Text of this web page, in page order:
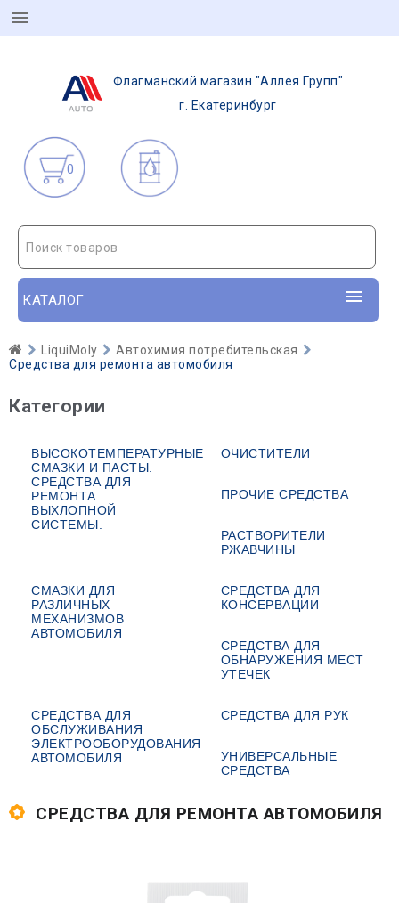
Флагманский магазин "Аллея Групп"
г. Екатеринбург
0
Поиск товаров
КАТАЛОГ
LiquiMoly
Автохимия потребительская
Средства для ремонта автомобиля
Категории
ВЫСОКОТЕМПЕРАТУРНЫЕ
СМАЗКИ И ПАСТЫ.
СРЕДСТВА ДЛЯ
РЕМОНТА
ВЫХЛОПНОЙ
СИСТЕМЫ.
ОЧИСТИТЕЛИ
ПРОЧИЕ СРЕДСТВА
РАСТВОРИТЕЛИ
РЖАВЧИНЫ
СМАЗКИ ДЛЯ
РАЗЛИЧНЫХ
МЕХАНИЗМОВ
АВТОМОБИЛЯ
СРЕДСТВА ДЛЯ
КОНСЕРВАЦИИ
СРЕДСТВА ДЛЯ
ОБНАРУЖЕНИЯ МЕСТ
УТЕЧЕК
СРЕДСТВА ДЛЯ
ОБСЛУЖИВАНИЯ
ЭЛЕКТРООБОРУДОВАНИЯ
АВТОМОБИЛЯ
СРЕДСТВА ДЛЯ РУК
УНИВЕРСАЛЬНЫЕ
СРЕДСТВА
СРЕДСТВА ДЛЯ РЕМОНТА АВТОМОБИЛЯ